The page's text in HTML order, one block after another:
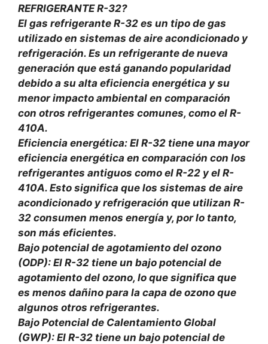
REFRIGERANTE R-32?
El gas refrigerante R-32 es un tipo de gas
utilizado en sistemas de aire acondicionado y
refrigeración. Es un refrigerante de nueva
generación que está ganando popularidad
debido a su alta eficiencia energética y su
menor impacto ambiental en comparación
con otros refrigerantes comunes, como el R-
410A.
Eficiencia energética: El R-32 tiene una mayor
eficiencia energética en comparación con los
refrigerantes antiguos como el R-22 y el R-
410A. Esto significa que los sistemas de aire
acondicionado y refrigeración que utilizan R-
32 consumen menos energía y, por lo tanto,
son más eficientes.
Bajo potencial de agotamiento del ozono
(ODP): El R-32 tiene un bajo potencial de
agotamiento del ozono, lo que significa que
es menos dañino para la capa de ozono que
algunos otros refrigerantes.
Bajo Potencial de Calentamiento Global
(GWP): El R-32 tiene un bajo potencial de